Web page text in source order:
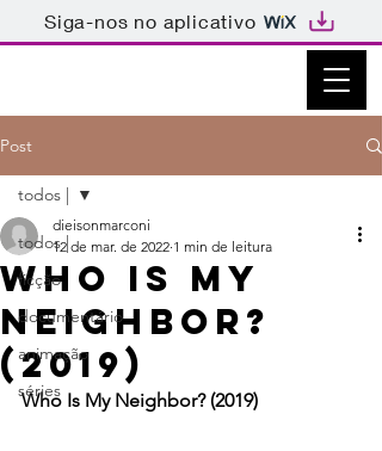
Siga-nos no aplicativo
Post
todos |
ficção
documentário
animação
séries
todos |
Who Is My
Neighbor?
(2019)
dieisonmarconi
12 de mar. de 2022 1 min de leitura
Who Is My Neighbor? (2019)